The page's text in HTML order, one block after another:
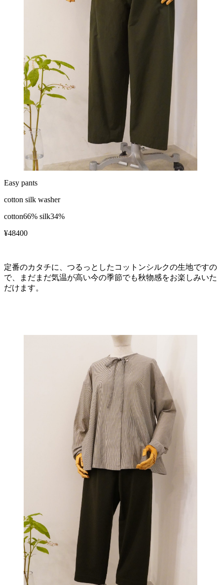
Easy pants
cotton silk washer
cotton66% silk34%
¥48400
定番のカタチに、つるっとしたコットンシルクの生地ですの
で、まだまだ気温が高い今の季節でも秋物感をお楽しみいた
だけます。